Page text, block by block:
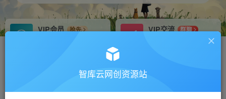
VIP会员
抢先
VIP交流
群聊
研究探讨更多创业项目路子。
会员专属推广链接智库云网创资源站